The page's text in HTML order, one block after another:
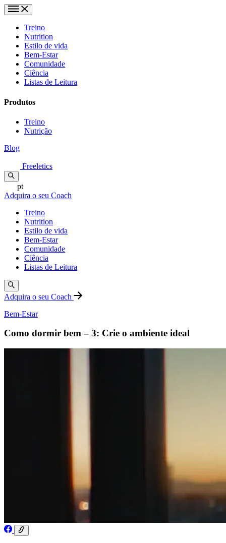
Treino
Nutrition
Estilo de vida
Bem-Estar
Comunidade
Ciência
Listas de Leitura
Produtos
Treino
Nutrição
Blog
Freeletics
pt
Adquira o seu Coach
Treino
Nutrition
Estilo de vida
Bem-Estar
Comunidade
Ciência
Listas de Leitura
Adquira o seu Coach
Bem-Estar
Como dormir bem – 3: Crie o ambiente ideal